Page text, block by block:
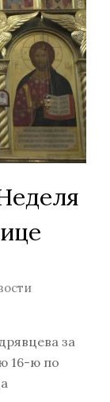
за
16-ю по